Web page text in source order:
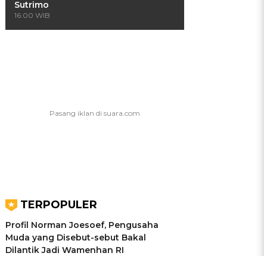
Sutrimo
16:00 WIB
TERPOPULER
Profil Norman Joesoef, Pengusaha
Muda yang Disebut-sebut Bakal
Dilantik Jadi Wamenhan RI